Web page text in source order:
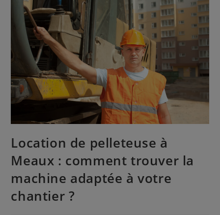
Location de pelleteuse à
Meaux : comment trouver la
machine adaptée à votre
chantier ?